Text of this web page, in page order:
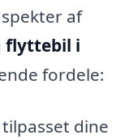
af
flyttebil i
fordele:
dine